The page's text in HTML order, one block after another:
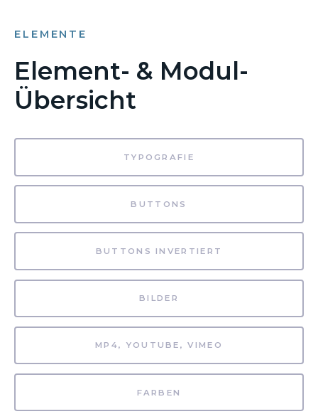
ELEMENTE
Element- & Modul-
Übersicht
TYPOGRAFIE
BUTTONS
BUTTONS INVERTIERT
BILDER
MP4, YOUTUBE, VIMEO
FARBEN